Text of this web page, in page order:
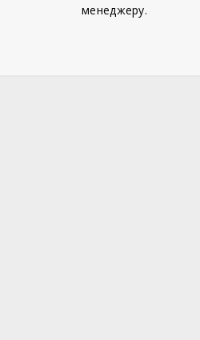
менеджеру.